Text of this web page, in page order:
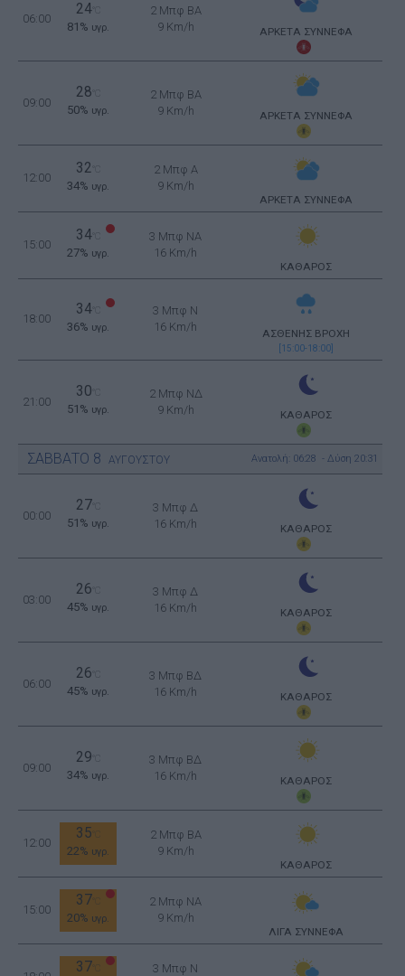
06:00
24°C
81% υγρ.
2 Μπφ BA
9 Km/h
ΑΡΚΕΤΑ ΣΥΝΝΕΦΑ
09:00
28
50% υγρ.
2 Μπφ BA
9 Km/h
ΑΡΚΕΤΑ ΣΥΝΝΕΦΑ
12:00
32
34% υγρ.
2 Μπφ Α
9 Km/h
ΑΡΚΕΤΑ ΣΥΝΝΕΦΑ
15:00
34°C
27% υγρ.
3 Μπφ NA
16 Km/h
ΚΑΘΑΡΟΣ
18:00
34°C
36% υγρ.
3 Μπφ N
16 Km/h
ΑΣΘΕΝΗΣ ΒΡΟΧΗ
[15:00-18:00]
21:00
30
51% υγρ.
2 Μπφ ΝΔ
9 Km/h
ΚΑΘΑΡΟΣ
ΣΑΒΒΑΤΟ 8 ΑΥΓΟΥΣΤΟΥ Ανατολή: 06:28 - Δύση 20:31
00:00
27
51% υγρ.
3 Μπφ Δ
16 Km/h
ΚΑΘΑΡΟΣ
03:00
26
45% υγρ.
3 Μπφ Δ
16 Km/h
ΚΑΘΑΡΟΣ
06:00
26
45% υγρ.
3 Μπφ ΒΔ
16 Km/h
ΚΑΘΑΡΟΣ
09:00
29
34% υγρ.
3 Μπφ ΒΔ
16 Km/h
ΚΑΘΑΡΟΣ
12:00
35
22% υγρ.
2 Μπφ BA
9 Km/h
ΚΑΘΑΡΟΣ
15:00
37
20% υγρ.
2 Μπφ NA
9 Km/h
ΛΙΓΑ ΣΥΝΝΕΦΑ
37 3 Μπφ N